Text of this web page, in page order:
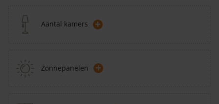
Aantal kamers +
Zonnepanelen +